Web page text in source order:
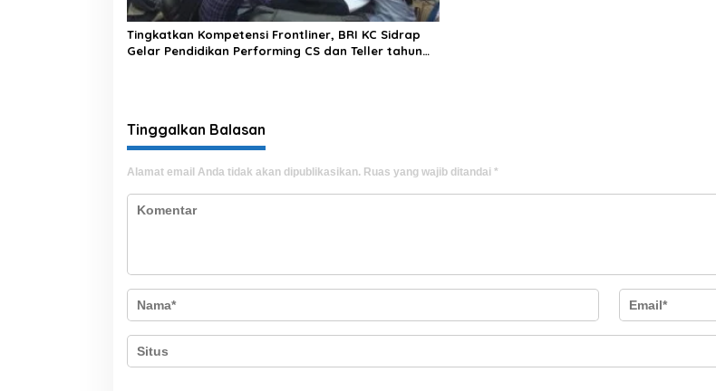
Tingkatkan Kompetensi Frontliner, BRI KC Sidrap
Gelar Pendidikan Performing CS dan Teller tahun
Tinggalkan Balasan
Alamat email Anda tidak akan dipublikasikan. Ruas yang wajib ditandai *